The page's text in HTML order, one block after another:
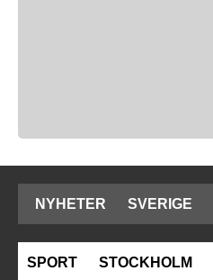
NYHETER SVERIGE
SPORT STOCKHOLM